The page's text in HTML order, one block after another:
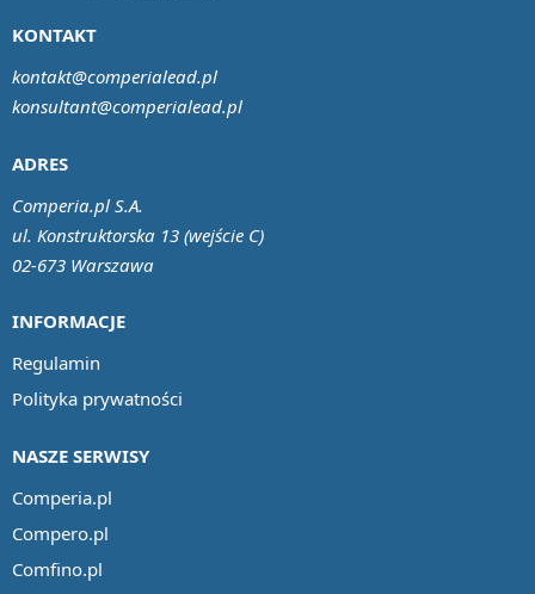
INFORMACJE
Regulamin
Polityka prywatności
NASZE SERWISY
Comperia.pl
Compero.pl
Comfino.pl
ADRES
Comperia.pl S.A.
ul. Konstruktorska 13 (wejście C)
02-673 Warszawa
KONTAKT
kontakt@comperialead.pl
konsultant@comperialead.pl